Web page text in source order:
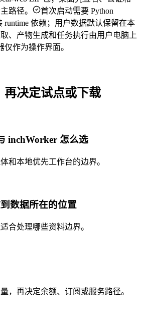
路径。
首次启动需要 Python
runtime 依赖；用户数据默认保留在本
、产物生成和任务执行由用户电脑上
仅作为操作界面。
再决定试点或下载
inchWorker 怎么选
和本地优先工作台的边界。
数据所在的位置
合处理哪些资料边界。
，再决定余额、订阅或服务路径。